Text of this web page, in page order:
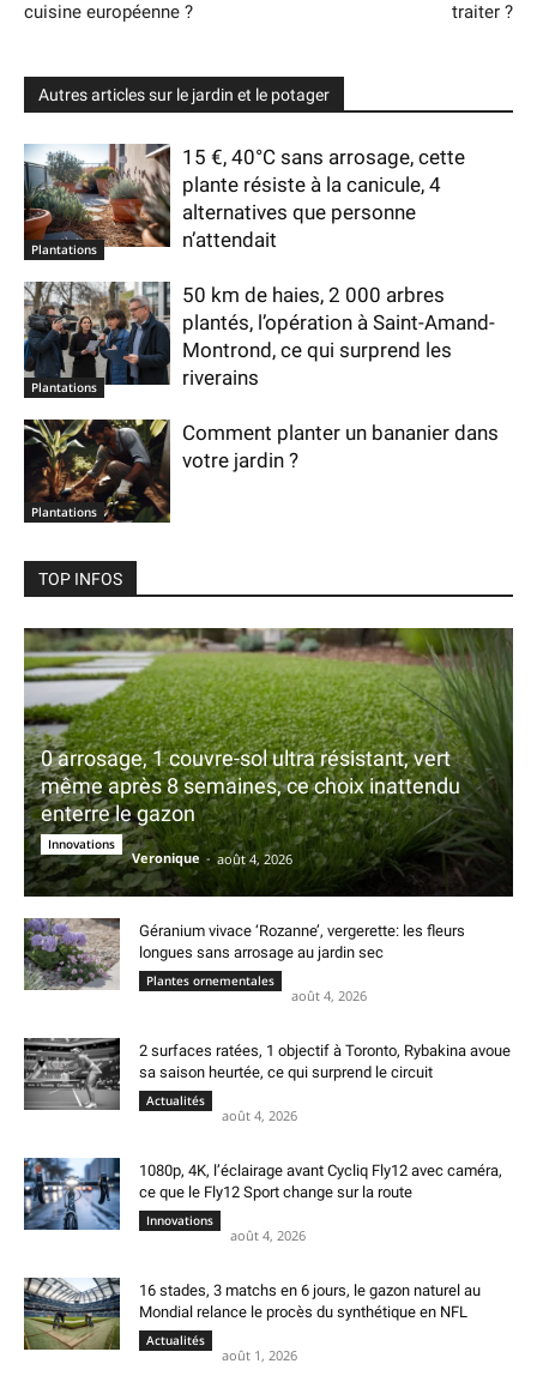
cuisine européenne ?
traiter ?
Autres articles sur le jardin et le potager
Plantations
15 €, 40°C sans arrosage, cette
plante résiste à la canicule, 4
alternatives que personne
n’attendait
Plantations
50 km de haies, 2 000 arbres
plantés, l’opération à Saint-Amand-
Montrond, ce qui surprend les
riverains
Plantations
Comment planter un bananier dans
votre jardin ?
TOP INFOS
0 arrosage, 1 couvre-sol ultra résistant, vert
même après 8 semaines, ce choix inattendu
enterre le gazon
Innovations
Veronique - août 4, 2026
Géranium vivace ‘Rozanne’, vergerette: les fleurs
longues sans arrosage au jardin sec
Plantes ornementales
août 4, 2026
2 surfaces ratées, 1 objectif à Toronto, Rybakina avoue
sa saison heurtée, ce qui surprend le circuit
Actualités
août 4, 2026
1080p, 4K, l’éclairage avant Cycliq Fly12 avec caméra,
ce que le Fly12 Sport change sur la route
Innovations
août 4, 2026
16 stades, 3 matchs en 6 jours, le gazon naturel au
Mondial relance le procès du synthétique en NFL
Actualités
août 1, 2026